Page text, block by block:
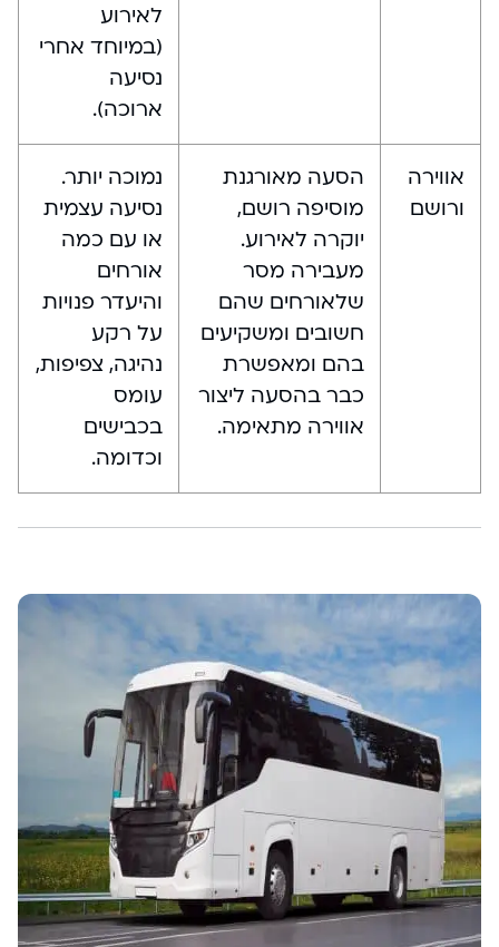
לאירוע
(במיוחד אחרי
נסיעה
ארוכה).
אווירה
ורושם
הסעה מאורגנת
מוסיפה רושם,
יוקרה לאירוע.
מעבירה מסר
שלאורחים שהם
חשובים ומשקיעים
בהם ומאפשרת
כבר בהסעה ליצור
אווירה מתאימה.
נמוכה יותר.
נסיעה עצמית
או עם כמה
אורחים
והיעדר פנויות
על רקע
נהיגה, צפיפות,
עומס
בכבישים
וכדומה.